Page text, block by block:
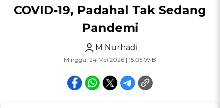
COVID-19, Padahal Tak Sedang
Pandemi
M Nurhadi
Minggu, 24 Mei 2026 | 15:05 WIB